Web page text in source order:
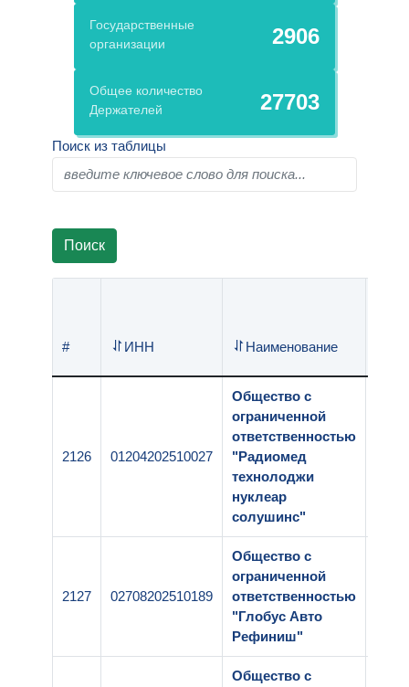
Государственные
организации
2906
Общее количество
Держателей
27703
Поиск из таблицы
Поиск
# ИНН Наименование
2126 01204202510027
Общество с
ограниченной
ответственностью
"Радиомед
технолоджи
нуклеар
солушинс"
2127 02708202510189
Общество с
ограниченной
ответственностью
"Глобус Авто
Рефиниш"
Общество с